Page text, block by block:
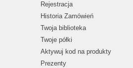
Rejestracja
Historia Zamówień
Twoja biblioteka
Twoje półki
Aktywuj kod na produkty
Prezenty